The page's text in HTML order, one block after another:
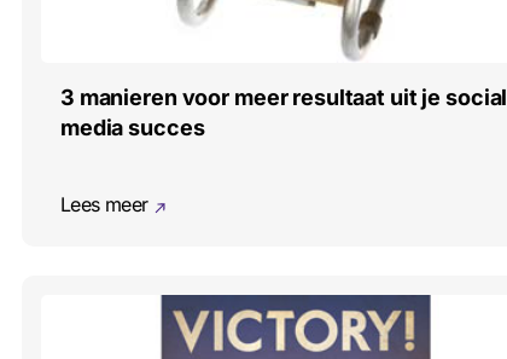
3 manieren voor meer resultaat uit je social
media succes
Lees meer